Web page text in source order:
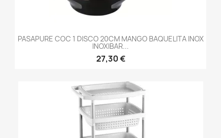
PASAPURE COC 1 DISCO 20CM MANGO BAQUELITA INOX
INOXIBAR...
27,30 €